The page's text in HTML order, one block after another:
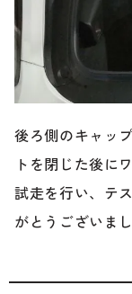
後ろ側のキャッ
トを閉じた後に
試走を行い、テ
がとうございまし